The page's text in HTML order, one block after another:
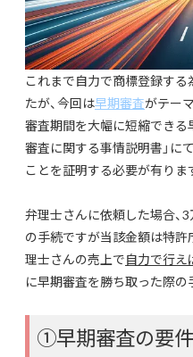
これまで自力で商標登録す
たが、今回は早期審査がテー
審査期間を大幅に短縮できる
審査に関する事情説明書」に
ことを証明する必要が有りま
弁理士さんに依頼した場合、
の手続ですが当該金額は特許
理士さんの売上で自力で行え
に早期審査を勝ち取った際の
①早期審査の要